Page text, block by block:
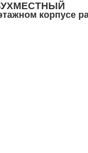
корпусе